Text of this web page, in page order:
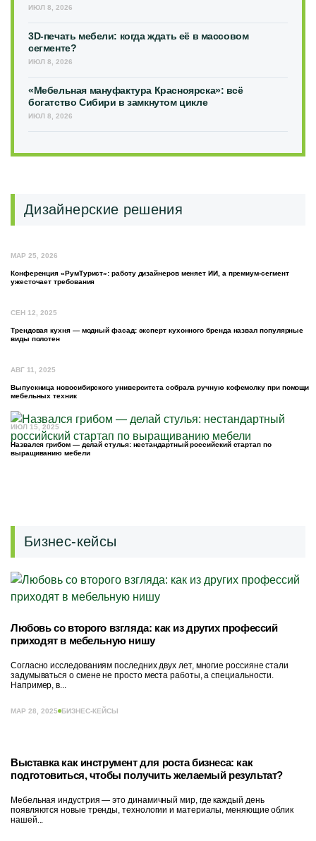
ИЮЛ 8, 2026
3D-печать мебели: когда ждать её в массовом
сегменте?
ИЮЛ 8, 2026
«Мебельная мануфактура Красноярска»: всё
богатство Сибири в замкнутом цикле
ИЮЛ 8, 2026
Дизайнерские решения
МАР 25, 2026
Конференция «РумТурист»: работу дизайнеров меняет ИИ, а премиум-сегмент
ужесточает требования
СЕН 12, 2025
Трендовая кухня — модный фасад: эксперт кухонного бренда назвал популярные
виды полотен
АВГ 11, 2025
Выпускница новосибирского университета собрала ручную кофемолку при помощи
мебельных техник
ИЮЛ 15, 2025
Назвался грибом — делай стулья: нестандартный российский стартап по
выращиванию мебели
Бизнес-кейсы
Любовь со второго взгляда: как из других профессий
приходят в мебельную нишу
Согласно исследованиям последних двух лет, многие россияне стали
задумываться о смене не просто места работы, а специальности.
Например, в...
МАР 28, 2025 БИЗНЕС-КЕЙСЫ
Выставка как инструмент для роста бизнеса: как
подготовиться, чтобы получить желаемый результат?
Мебельная индустрия — это динамичный мир, где каждый день
появляются новые тренды, технологии и материалы, меняющие облик
нашей...